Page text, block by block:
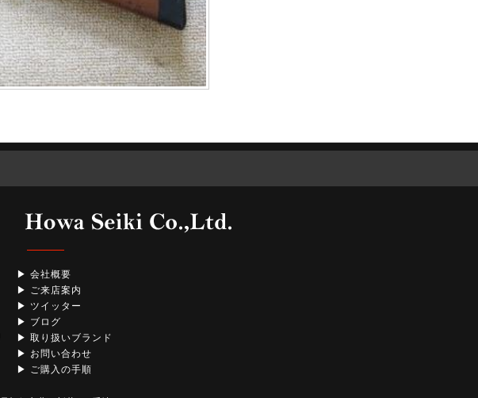
▶ 会社概要
▶ ご来店案内
▶ ツイッター
▶ ブログ
▶ 取り扱いブランド
▶ お問い合わせ
▶ ご購入の手順